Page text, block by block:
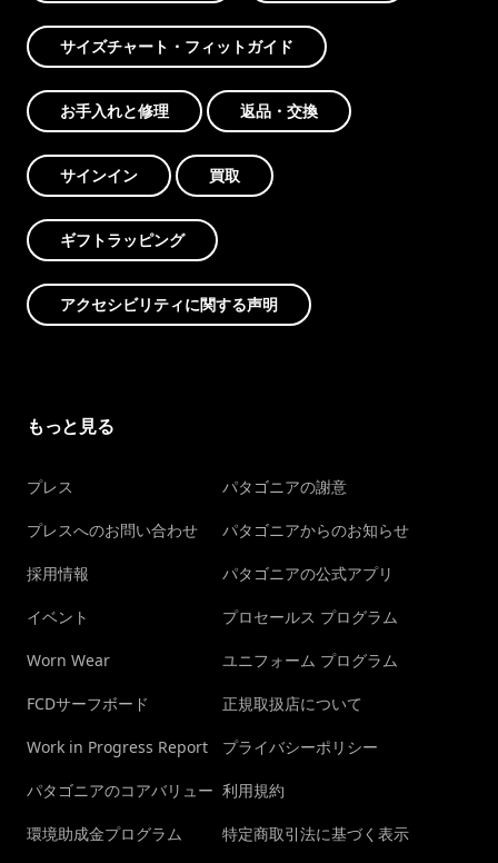
サイズチャート・フィットガイド
お手入れと修理 返品・交換
サインイン 買取
ギフトラッピング
アクセシビリティに関する声明
もっと見る
プレス
プレスへのお問い合わせ
採用情報
イベント
Worn Wear
FCDサーフボード
Work in Progress Report
パタゴニアのコアバリュー
環境助成金プログラム
パタゴニアの謝意
パタゴニアからのお知らせ
パタゴニアの公式アプリ
プロセールス プログラム
ユニフォーム プログラム
正規取扱店について
プライバシーポリシー
利用規約
特定商取引法に基づく表示